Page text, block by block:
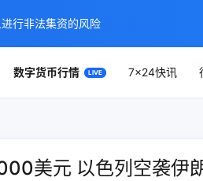
数字货币行情 7×24快讯
美元 以色列空袭伊
行非法集资的风险